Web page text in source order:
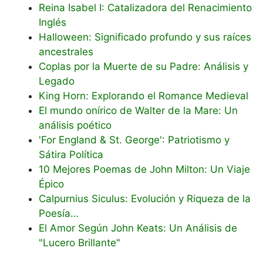
Reina Isabel I: Catalizadora del Renacimiento
Inglés
Halloween: Significado profundo y sus raíces
ancestrales
Coplas por la Muerte de su Padre: Análisis y
Legado
King Horn: Explorando el Romance Medieval
El mundo onírico de Walter de la Mare: Un
análisis poético
'For England & St. George': Patriotismo y
Sátira Política
10 Mejores Poemas de John Milton: Un Viaje
Épico
Calpurnius Siculus: Evolución y Riqueza de la
Poesía…
El Amor Según John Keats: Un Análisis de
"Lucero Brillante"